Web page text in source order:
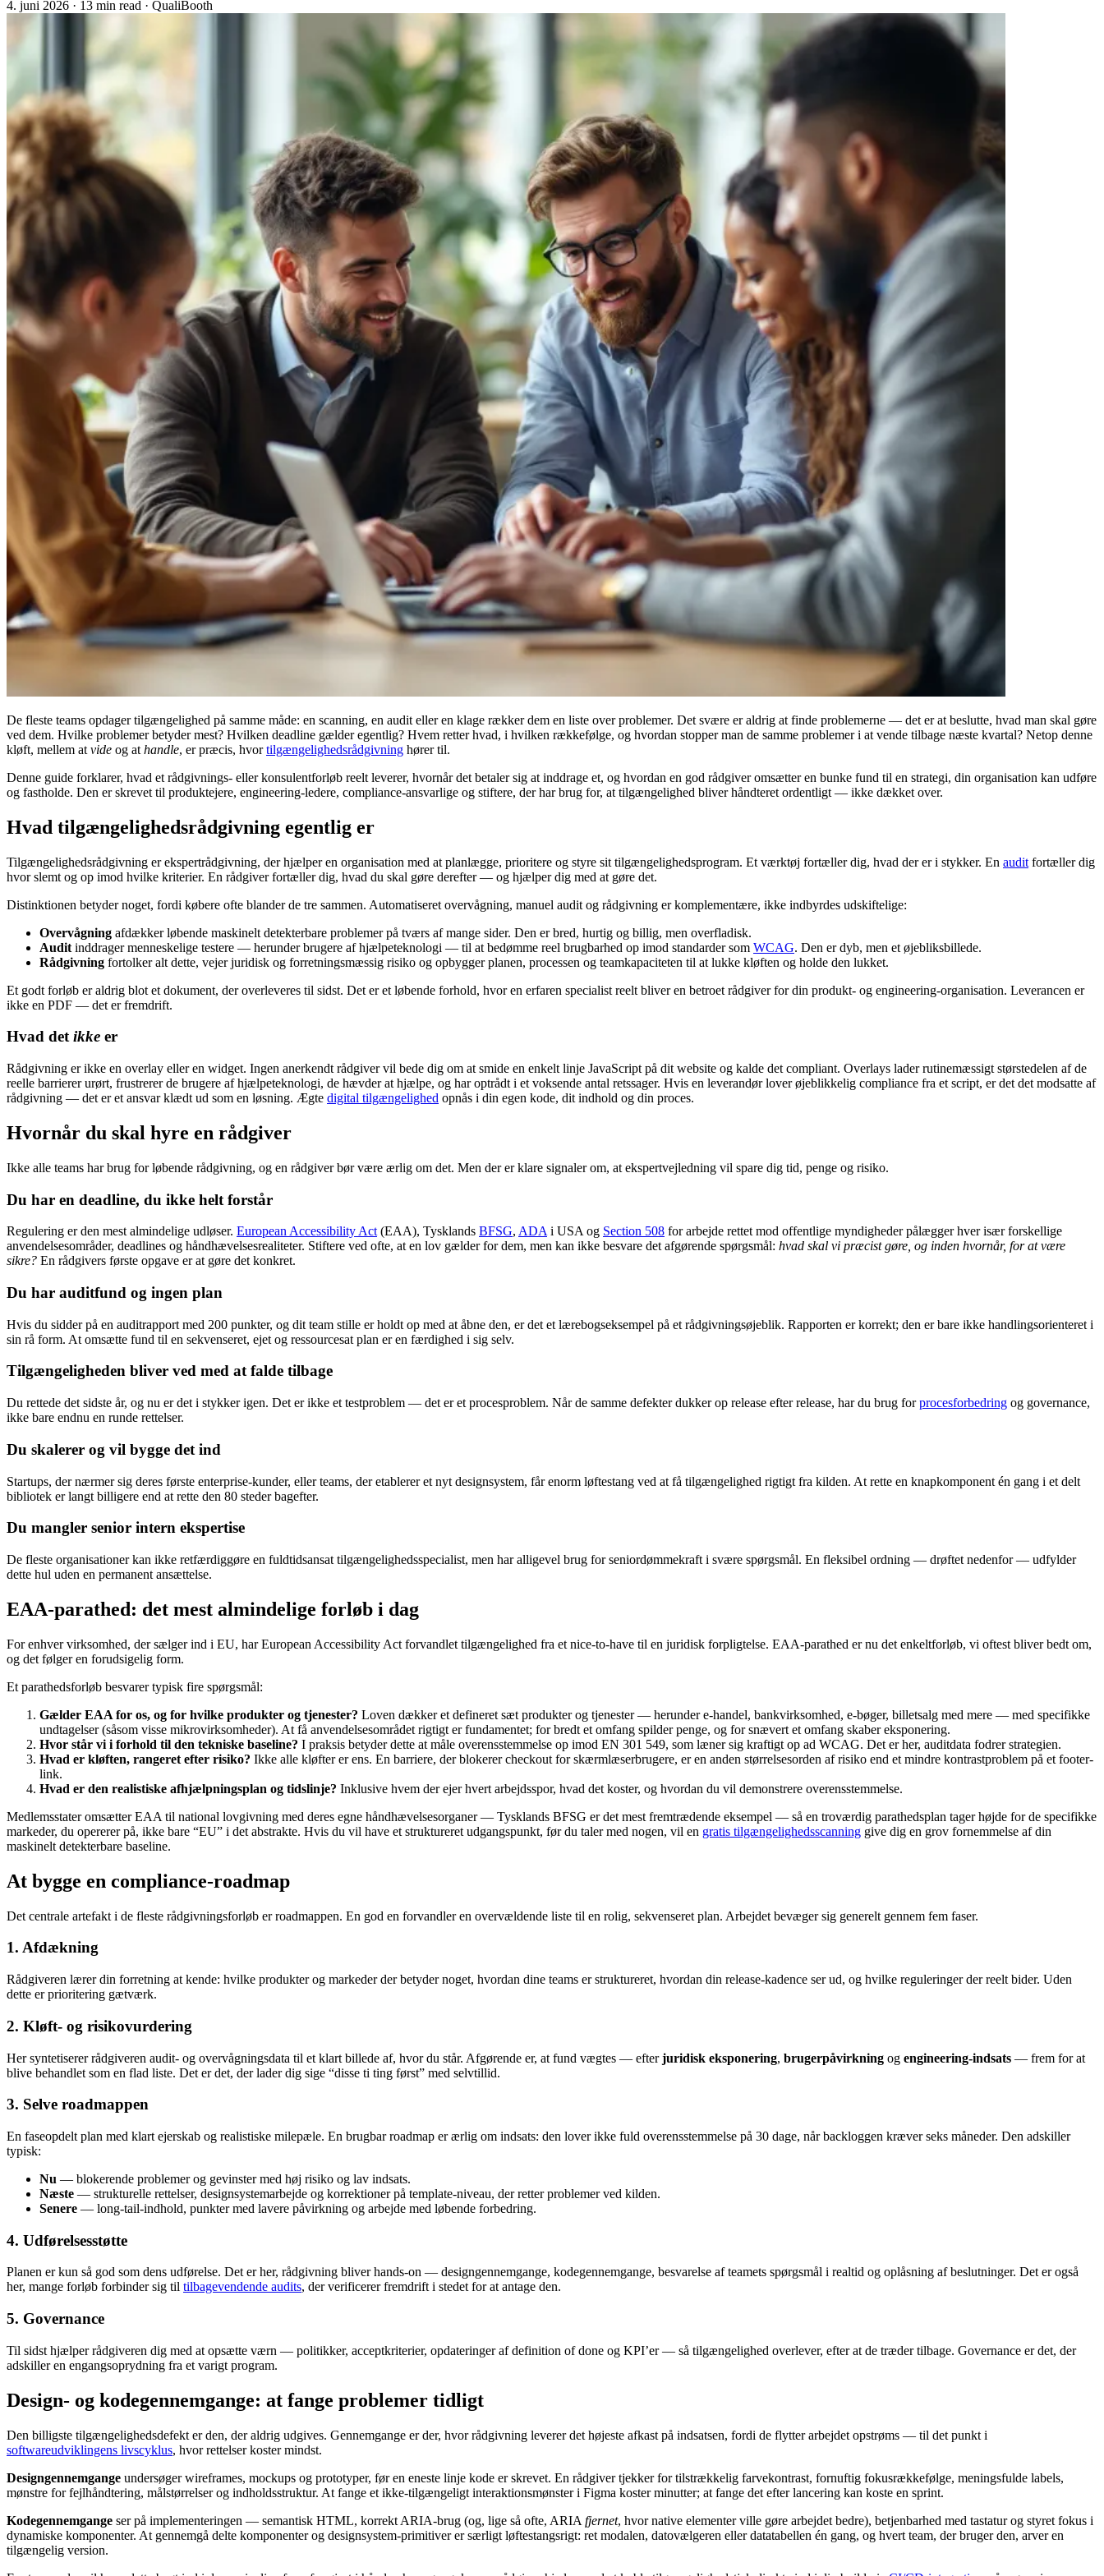
4. juni 2026 · 13 min read · QualiBooth
De fleste teams opdager tilgængelighed på samme måde: en scanning, en audit eller en klage rækker dem en liste over problemer. Det svære er aldrig at finde problemerne — det er at beslutte, hvad man skal gøre
ved dem. Hvilke problemer betyder mest? Hvilken deadline gælder egentlig? Hvem retter hvad, i hvilken rækkefølge, og hvordan stopper man de samme problemer i at vende tilbage næste kvartal? Netop denne
kløft, mellem at vide og at handle, er præcis, hvortilgængelighedsrådgivning hører til.
Denne guide forklarer, hvad et rådgivnings- eller konsulentforløb reelt leverer, hvornår det betaler sig at inddrage et, og hvordan en god rådgiver omsætter en bunke fund til en strategi, din organisation kan udføre
og fastholde. Den er skrevet til produktejere, engineering-ledere, compliance-ansvarlige og stiftere, der har brug for, at tilgængelighed bliver håndteret ordentligt — ikke dækket over.
Hvad tilgængelighedsrådgivning egentlig er
Tilgængelighedsrådgivning er ekspertrådgivning, der hjælper en organisation med at planlægge, prioritere og styre sit tilgængelighedsprogram. Et værktøj fortæller dig, hvad der er i stykker. En audit fortæller dig
hvor slemt og op imod hvilke kriterier. En rådgiver fortæller dig, hvad du skal gøre derefter — og hjælper dig med at gøre det.
Distinktionen betyder noget, fordi købere ofte blander de tre sammen. Automatiseret overvågning, manuel audit og rådgivning er komplementære, ikke indbyrdes udskiftelige:
Overvågning afdækker løbende maskinelt detekterbare problemer på tværs af mange sider. Den er bred, hurtig og billig, men overfladisk.
Audit inddrager menneskelige testere — herunder brugere af hjælpeteknologi — til at bedømme reel brugbarhed op imod standarder som WCAG. Den er dyb, men et øjebliksbillede.
Rådgivning fortolker alt dette, vejer juridisk og forretningsmæssig risiko og opbygger planen, processen og teamkapaciteten til at lukke kløften og holde den lukket.
Et godt forløb er aldrig blot et dokument, der overleveres til sidst. Det er et løbende forhold, hvor en erfaren specialist reelt bliver en betroet rådgiver for din produkt- og engineering-organisation. Leverancen er
ikke en PDF — det er fremdrift.
Hvad detikke er
Rådgivning er ikke en overlay eller en widget. Ingen anerkendt rådgiver vil bede dig om at smide en enkelt linje JavaScript på dit website og kalde det compliant. Overlays lader rutinemæssigt størstedelen af de
reelle barrierer urørt, frustrerer de brugere af hjælpeteknologi, de hævder at hjælpe, og har optrådt i et voksende antal retssager. Hvis en leverandør lover øjeblikkelig compliance fra et script, er det det modsatte af
rådgivning — det er et ansvar klædt ud som en løsning. Ægte digital tilgængelighed opnås i din egen kode, dit indhold og din proces.
Hvornår du skal hyre en rådgiver
Ikke alle teams har brug for løbende rådgivning, og en rådgiver bør være ærlig om det. Men der er klare signaler om, at ekspertvejledning vil spare dig tid, penge og risiko.
Du har en deadline, du ikke helt forstår
Regulering er den mest almindelige udløser. European Accessibility Act (EAA), Tysklands BFSG, ADA i USA og Section 508 for arbejde rettet mod offentlige myndigheder pålægger hver især forskellige
anvendelsesområder, deadlines og håndhævelsesrealiteter. Stiftere ved ofte, at en lov gælder for dem, men kan ikke besvare det afgørende spørgsmål: hvad skal vi præcist gøre, og inden hvornår, for at være
sikre? En rådgivers første opgave er at gøre det konkret.
Du har auditfund og ingen plan
Hvis du sidder på en auditrapport med 200 punkter, og dit team stille er holdt op med at åbne den, er det et lærebogseksempel på et rådgivningsøjeblik. Rapporten er korrekt; den er bare ikke handlingsorienteret i
sin rå form. At omsætte fund til en sekvenseret, ejet og ressourcesat plan er en færdighed i sig selv.
Tilgængeligheden bliver ved med at falde tilbage
Du rettede det sidste år, og nu er det i stykker igen. Det er ikke et testproblem — det er et procesproblem. Når de samme defekter dukker op release efter release, har du brug forprocesforbedring og governance,
ikke bare endnu en runde rettelser.
Du skalerer og vil bygge det ind
Startups, der nærmer sig deres første enterprise-kunder, eller teams, der etablerer et nyt designsystem, får enorm løftestang ved at få tilgængelighed rigtigt fra kilden. At rette en knapkomponent én gang i et delt
bibliotek er langt billigere end at rette den 80 steder bagefter.
Du mangler senior intern ekspertise
De fleste organisationer kan ikke retfærdiggøre en fuldtidsansat tilgængelighedsspecialist, men har alligevel brug for seniordømmekraft i svære spørgsmål. En fleksibel ordning — drøftet nedenfor — udfylder
dette hul uden en permanent ansættelse.
EAA-parathed: det mest almindelige forløb i dag
For enhver virksomhed, der sælger ind i EU, har European Accessibility Act forvandlet tilgængelighed fra et nice-to-have til en juridisk forpligtelse. EAA-parathed er nu det enkeltforløb, vi oftest bliver bedt om,
og det følger en forudsigelig form.
Et parathedsforløb besvarer typisk fire spørgsmål:
Gælder EAA for os, og for hvilke produkter og tjenester? Loven dækker et defineret sæt produkter og tjenester — herunder e-handel, bankvirksomhed, e-bøger, billetsalg med mere — med specifikke
undtagelser (såsom visse mikrovirksomheder). At få anvendelsesområdet rigtigt er fundamentet; for bredt et omfang spilder penge, og for snævert et omfang skaber eksponering.
Hvor står vi i forhold til den tekniske baseline? I praksis betyder dette at måle overensstemmelse op imod EN 301 549, som læner sig kraftigt op ad WCAG. Det er her, auditdata fodrer strategien.
Hvad er kløften, rangeret efter risiko? Ikke alle kløfter er ens. En barriere, der blokerer checkout for skærmlæserbrugere, er en anden størrelsesorden af risiko end et mindre kontrastproblem på et footer-
link.
Hvad er den realistiske afhjælpningsplan og tidslinje? Inklusive hvem der ejer hvert arbejdsspor, hvad det koster, og hvordan du vil demonstrere overensstemmelse.
Medlemsstater omsætter EAA til national lovgivning med deres egne håndhævelsesorganer — Tysklands BFSG er det mest fremtrædende eksempel — så en troværdig parathedsplan tager højde for de specifikke
markeder, du opererer på, ikke bare “EU” i det abstrakte. Hvis du vil have et struktureret udgangspunkt, før du taler med nogen, vil en gratis tilgængelighedsscanning give dig en grov fornemmelse af din
maskinelt detekterbare baseline.
At bygge en compliance-roadmap
Det centrale artefakt i de fleste rådgivningsforløb er roadmappen. En god en forvandler en overvældende liste til en rolig, sekvenseret plan. Arbejdet bevæger sig generelt gennem fem faser.
1. Afdækning
Rådgiveren lærer din forretning at kende: hvilke produkter og markeder der betyder noget, hvordan dine teams er struktureret, hvordan din release-kadence ser ud, og hvilke reguleringer der reelt bider. Uden
dette er prioritering gætværk.
2. Kløft- og risikovurdering
Her syntetiserer rådgiveren audit- og overvågningsdata til et klart billede af, hvor du står. Afgørende er, at fund vægtes — efterjuridisk eksponering, brugerpåvirkning og engineering-indsats — frem for at
blive behandlet som en flad liste. Det er det, der lader dig sige “disse ti ting først” med selvtillid.
3. Selve roadmappen
En faseopdelt plan med klart ejerskab og realistiske milepæle. En brugbar roadmap er ærlig om indsats: den lover ikke fuld overensstemmelse på 30 dage, når backloggen kræver seks måneder. Den adskiller
typisk:
Nu — blokerende problemer og gevinster med høj risiko og lav indsats.
Næste — strukturelle rettelser, designsystemarbejde og korrektioner på template-niveau, der retter problemer ved kilden.
Senere — long-tail-indhold, punkter med lavere påvirkning og arbejde med løbende forbedring.
4. Udførelsesstøtte
Planen er kun så god som dens udførelse. Det er her, rådgivning bliver hands-on — designgennemgange, kodegennemgange, besvarelse af teamets spørgsmål i realtid og oplåsning af beslutninger. Det er også
her, mange forløb forbinder sig til tilbagevendende audits, der verificerer fremdrift i stedet for at antage den.
5. Governance
Til sidst hjælper rådgiveren dig med at opsætte værn — politikker, acceptkriterier, opdateringer af definition of done og KPI’er — så tilgængelighed overlever, efter at de træder tilbage. Governance er det, der
adskiller en engangsoprydning fra et varigt program.
Design- og kodegennemgange: at fange problemer tidligt
Den billigste tilgængelighedsdefekt er den, der aldrig udgives. Gennemgange er der, hvor rådgivning leverer det højeste afkast på indsatsen, fordi de flytter arbejdet opstrøms — til det punkt i
softwareudviklingens livscyklus, hvor rettelser koster mindst.
Designgennemgange undersøger wireframes, mockups og prototyper, før en eneste linje kode er skrevet. En rådgiver tjekker for tilstrækkelig farvekontrast, fornuftig fokusrækkefølge, meningsfulde labels,
mønstre for fejlhåndtering, målstørrelser og indholdsstruktur. At fange et ikke-tilgængeligt interaktionsmønster i Figma koster minutter; at fange det efter lancering kan koste en sprint.
Kodegennemgange ser på implementeringen — semantisk HTML, korrekt ARIA-brug (og, lige så ofte, ARIA fjernet, hvor native elementer ville gøre arbejdet bedre), betjenbarhed med tastatur og styret fokus i
dynamiske komponenter. At gennemgå delte komponenter og designsystem-primitiver er særligt løftestangsrigt: ret modalen, datovælgeren eller datatabellen én gang, og hvert team, der bruger den, arver en
tilgængelig version.